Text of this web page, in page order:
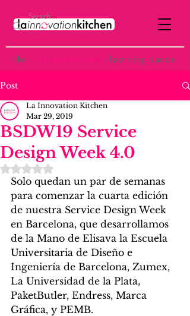
the ost-institutional learning space
Post
BSDW19 Service
Design Week 4.0
La Innovation Kitchen
Mar 29, 2019
Rated NaN out of 5 stars.
Solo quedan un par de semanas
para comenzar la cuarta edición
de nuestra Service Design Week
en Barcelona, que desarrollamos
de la Mano de Elisava la Escuela
Universitaria de Diseño e
Ingeniería de Barcelona, Zumex,
La Universidad de la Plata,
PaketButler, Endress, Marca
Gráfica, y PEMB.